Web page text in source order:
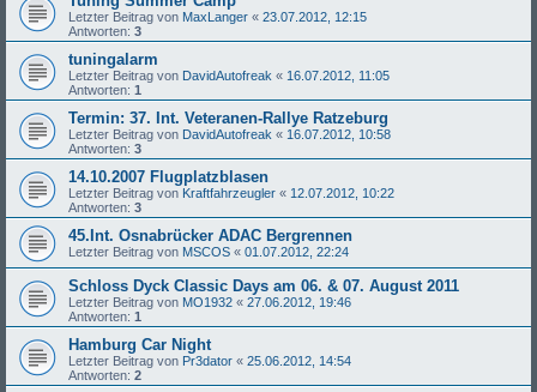
Letzter Beitrag von MaxLanger « 23.07.2012, 12:15
Antworten: 3
tuningalarm
Letzter Beitrag von DavidAutofreak « 16.07.2012, 11:05
Antworten: 1
Termin: 37. Int. Veteranen-Rallye Ratzeburg
Letzter Beitrag von DavidAutofreak « 16.07.2012, 10:58
Antworten: 3
14.10.2007 Flugplatzblasen
Letzter Beitrag von Kraftfahrzeugler « 12.07.2012, 10:22
Antworten: 3
45.Int. Osnabrücker ADAC Bergrennen
Letzter Beitrag von MSCOS « 01.07.2012, 22:24
Schloss Dyck Classic Days am 06. & 07. August 2011
Letzter Beitrag von MO1932 « 27.06.2012, 19:46
Antworten: 1
Hamburg Car Night
Letzter Beitrag von Pr3dator « 25.06.2012, 14:54
Antworten: 2